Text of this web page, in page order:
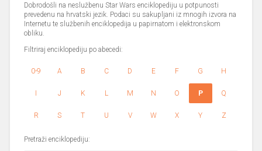
Dobrodošli na neslužbenu Star Wars enciklopediju u potpunosti
prevedenu na hrvatski jezik. Podaci su sakupljani iz mnogih izvora na
Internetu te službenih enciklopedija u papirnatom i elektronskom
obliku.
Filtriraj enciklopediju po abecedi:
0-9 A B C D E F G H
I J K L M N O P Q
R S T U V W X Y Z
Pretraži enciklopediju: